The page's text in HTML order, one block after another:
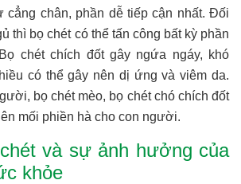
cẳng chân, phần dễ tiếp cận nhất. Đối
thì bọ chét có thể tấn công bất kỳ phần
chét chích đốt gây ngứa ngáy, khó
có thể gây nên dị ứng và viêm da.
bọ chét mèo, bọ chét chó chích đốt
mối phiền hà cho con người.
và sự ảnh hưởng của
khỏe